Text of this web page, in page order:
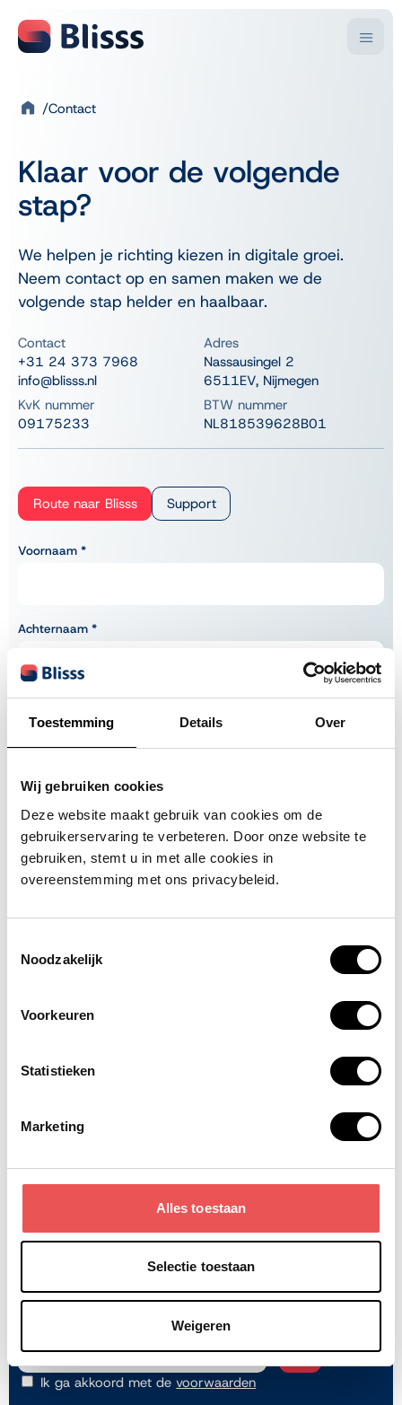
Toestemming Details Over
Wij gebruiken cookies
Deze website maakt gebruik van cookies om de
gebruikerservaring te verbeteren. Door onze website te
gebruiken, stemt u in met alle cookies in
overeenstemming met ons privacybeleid.
Noodzakelijk
Voorkeuren
Statistieken
Marketing
Alles toestaan
Selectie toestaan
Weigeren
Branches
Handel
Productie
Consultancy
Sectoren
Kunststof
Beton
Chemie & Pharma
Bedrijven die met Blisss werken
Business Central
Dynamics NAV
Power BI
Diensten
Business Central implementatie
Support en doorontwikkeling
Rapid Start
Overstappen naar Business Central
Vanuit Dynamics NAV
Overstappen van Odoo
Nieuwe Business Central partner
Klantverhalen
Kennis & inspiratie
Blogartikelen
Video’s
Downloads
Trainingen
Laat je inspireren
Key Users Podcast
Digital Leaders Talk
Over Blisss
Over ons
Onze teams
Partnernetwerk
Werkwijze
Onze aanpak
Support
Contact
Contact
Klaar voor de volgende
stap?
We helpen je richting kiezen in digitale groei.
Neem contact op en samen maken we de
volgende stap helder en haalbaar.
Contact
+31 24 373 7968
info@blisss.nl
Adres
Nassausingel 2
6511EV, Nijmegen
KvK nummer
09175233
BTW nummer
NL818539628B01
Route naar Blisss Support
Voornaam*
Achternaam*
Telefoonnummer
Bedrijfsnaam*
Jouw bericht
Ik ga akkoord met de
Schrijf je in voor onze nieuwsbrief
Ik ga akkoord met devoorwaarden